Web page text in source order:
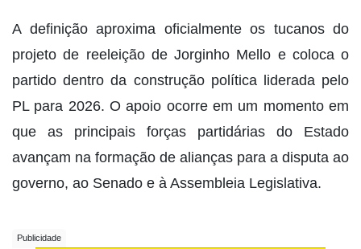
A definição aproxima oficialmente os tucanos do
projeto de reeleição de Jorginho Mello e coloca o
partido dentro da construção política liderada pelo
PL para 2026. O apoio ocorre em um momento em
que as principais forças partidárias do Estado
avançam na formação de alianças para a disputa ao
governo, ao Senado e à Assembleia Legislativa.